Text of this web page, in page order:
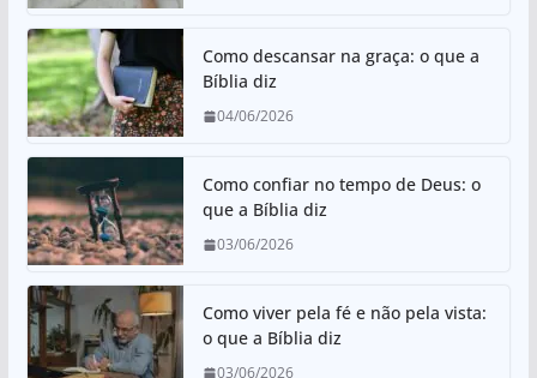
Como descansar na graça: o que a
Bíblia diz
04/06/2026
Como confiar no tempo de Deus: o
que a Bíblia diz
03/06/2026
Como viver pela fé e não pela vista:
o que a Bíblia diz
03/06/2026